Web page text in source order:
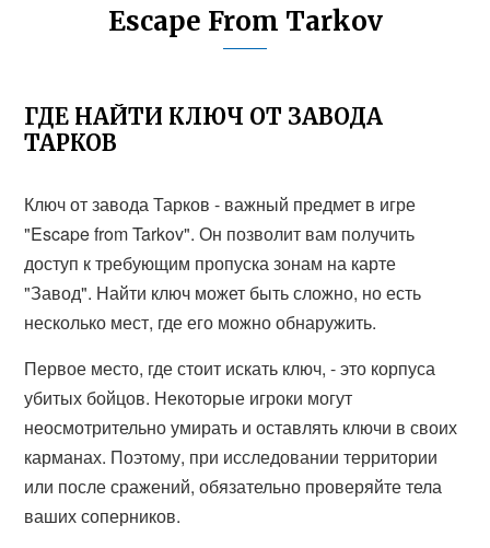
Escape From Tarkov
ГДЕ НАЙТИ КЛЮЧ ОТ ЗАВОДА
ТАРКОВ
Ключ от завода Тарков - важный предмет в игре
"Escape from Tarkov". Он позволит вам получить
доступ к требующим пропуска зонам на карте
"Завод". Найти ключ может быть сложно, но есть
несколько мест, где его можно обнаружить.
Первое место, где стоит искать ключ, - это корпуса
убитых бойцов. Некоторые игроки могут
неосмотрительно умирать и оставлять ключи в своих
карманах. Поэтому, при исследовании территории
или после сражений, обязательно проверяйте тела
ваших соперников.